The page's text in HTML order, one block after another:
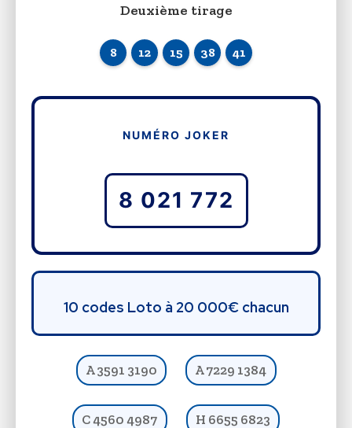
Deuxième tirage
8 12 15 38 41
NUMÉRO JOKER
8 021 772
10 codes Loto à 20 000€ chacun
A 3591 3190 A 7229 1384
C 4560 4987 H 6655 6823